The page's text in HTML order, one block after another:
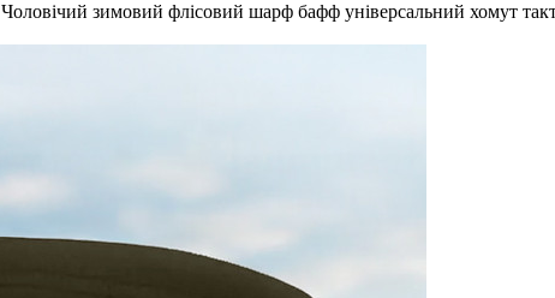
Чоловічий зимовий флісовий шарф бафф універсальний хомут